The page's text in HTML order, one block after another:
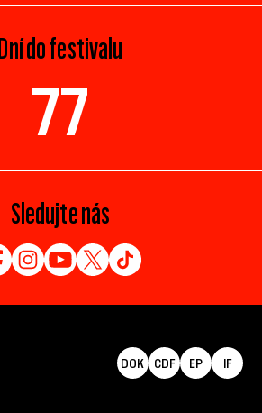
Dní do festivalu
77
Sledujte nás
DOK CDF EP IF